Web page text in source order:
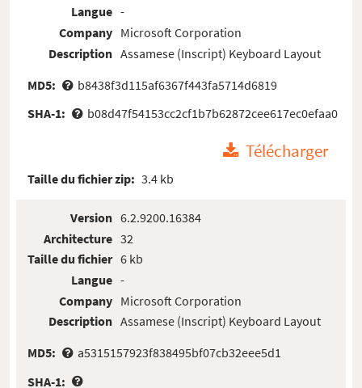
Langue
Company
Description
-
Microsoft Corporation
Assamese (Inscript) Keyboard Layout
MD5:
b8438f3d115af6367f443fa5714d6819
SHA-1:
b08d47f54153cc2cf1b7b62872cee617ec0efaa0
Télécharger
Taille du fichier zip: 3.4 kb
Version
Architecture
Taille du fichier
Langue
Company
Description
6.2.9200.16384
32
6 kb
-
Microsoft Corporation
Assamese (Inscript) Keyboard Layout
MD5:
a5315157923f838495bf07cb32eee5d1
SHA-1: